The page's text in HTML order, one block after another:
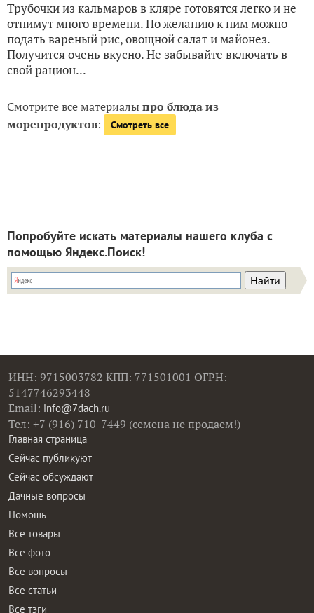
Трубочки из кальмаров в кляре готовятся легко и не
отнимут много времени. По желанию к ним можно
подать вареный рис, овощной салат и майонез.
Получится очень вкусно. Не забывайте включать в
свой рацион...
Смотрите все материалыпро блюда из
морепродуктов: Смотреть все
Попробуйте искать материалы нашего клуба с
помощью Яндекс.Поиск!
ИНН: 9715003782 КПП: 771501001 ОГРН:
5147746293448
Email: info@7dach.ru
Тел: +7 (916) 710-7449 (семена не продаем!)
Главная страница
Сейчас публикуют
Сейчас обсуждают
Дачные вопросы
Помощь
Все товары
Все фото
Все вопросы
Все статьи
Все тэги